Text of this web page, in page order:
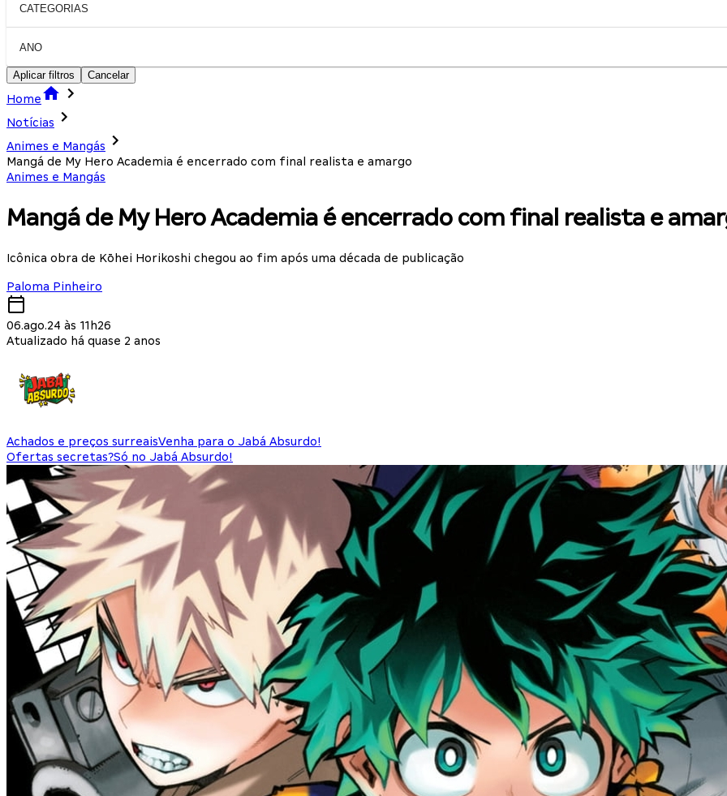
CATEGORIAS
ANO
Aplicar filtros Cancelar
Home
Notícias
Animes e Mangás
Mangá de My Hero Academia é encerrado com final realista e amargo
Animes e Mangás
Mangá de My Hero Academia é encerrado com final realista e
Icônica obra de Kōhei Horikoshi chegou ao fim após uma década de publicação
Paloma Pinheiro
06.ago.24 às 11h26
Atualizado há quase 2 anos
Achados e preços surreaisVenha para o Jabá Absurdo!
Ofertas secretas?Só no Jabá Absurdo!